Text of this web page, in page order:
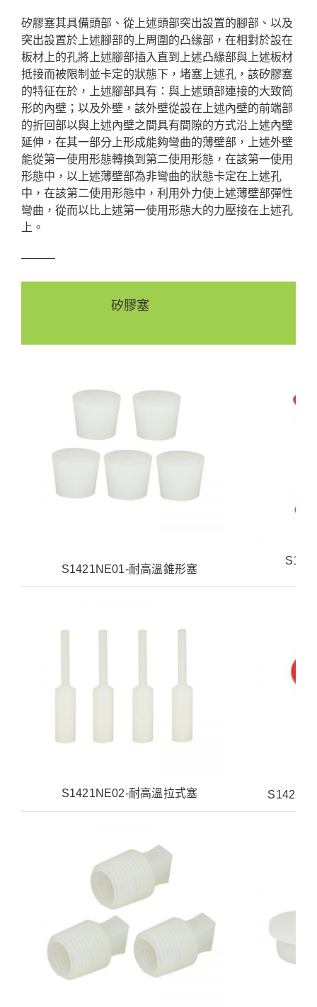
矽膠塞其具備頭部、從上述頭部突出設置的腳部、以及
突出設置於上述腳部的上周圍的凸緣部，在相對於設在
板材上的孔將上述腳部插入直到上述凸緣部與上述板材
抵接而被限制並卡定的狀態下，堵塞上述孔，該矽膠塞
的特征在於，上述腳部具有：與上述頭部連接的大致筒
形的內壁；以及外壁，該外壁從設在上述內壁的前端部
的折回部以與上述內壁之間具有間隙的方式沿上述內壁
延伸，在其一部分上形成能夠彎曲的薄壁部，上述外壁
能從第一使用形態轉換到第二使用形態，在該第一使用
形態中，以上述薄壁部為非彎曲的狀態卡定在上述孔
中，在該第二使用形態中，利用外力使上述薄壁部彈性
彎曲，從而以比上述第一使用形態大的力壓接在上述孔
上。
———
矽膠塞
S1421NE01-耐高溫錐形塞
S1421NE02-耐高溫拉式塞